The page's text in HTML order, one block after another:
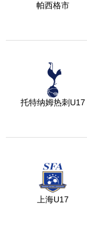
帕西格市
托特纳姆热刺U17
上海U17